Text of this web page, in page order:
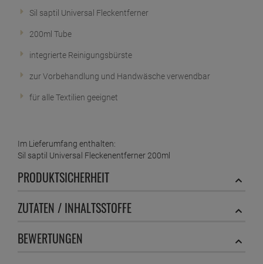
Sil saptil Universal Fleckentferner
200ml Tube
integrierte Reinigungsbürste
zur Vorbehandlung und Handwäsche verwendbar
für alle Textilien geeignet
Im Lieferumfang enthalten:
Sil saptil Universal Fleckenentferner 200ml
PRODUKTSICHERHEIT
ZUTATEN / INHALTSSTOFFE
BEWERTUNGEN